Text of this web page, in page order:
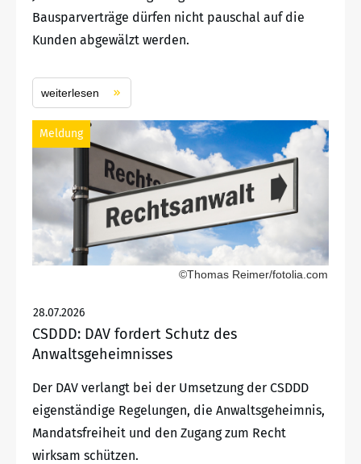
Bausparverträge dürfen nicht pauschal auf die
Kunden abgewälzt werden.
weiterlesen
Meldung
©Thomas Reimer/fotolia.com
28.07.2026
CSDDD: DAV fordert Schutz des
Anwaltsgeheimnisses
Der DAV verlangt bei der Umsetzung der CSDDD
eigenständige Regelungen, die Anwaltsgeheimnis,
Mandatsfreiheit und den Zugang zum Recht
wirksam schützen.